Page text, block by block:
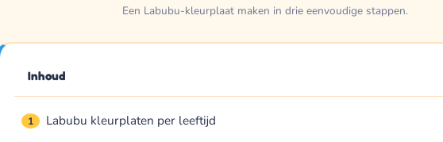
Een Labubu-kleurplaat maken in drie eenvoudige stappen.
Inhoud
1 Labubu kleurplaten per leeftijd